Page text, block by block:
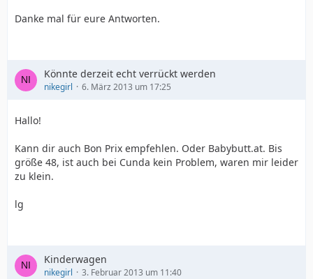
Danke mal für eure Antworten.
Könnte derzeit echt verrückt werden
nikegirl 6. März 2013 um 17:25
Hallo!
Kann dir auch Bon Prix empfehlen. Oder Babybutt.at. Bis
größe 48, ist auch bei Cunda kein Problem, waren mir leider
zu klein.
lg
Kinderwagen
nikegirl 3. Februar 2013 um 11:40